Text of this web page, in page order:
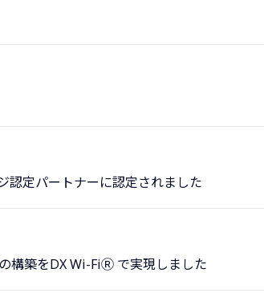
定パートナーに認定されました
構築をDX Wi-FiⓇ で実現しました